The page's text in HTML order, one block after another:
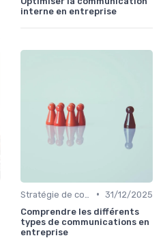
interne en entreprise
• 31/12/2025
Comprendre les différents
types de communications en
entreprise